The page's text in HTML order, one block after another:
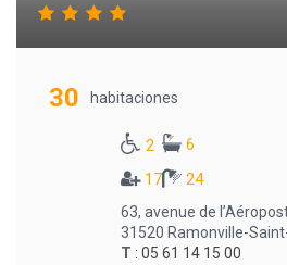
30 habitaciones
2
6
17
24
63, avenue de
31520 Ramonville-
T : 05 61 14 15 00